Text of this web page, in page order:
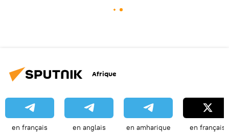
Afrique
en français en anglais en amharique en français